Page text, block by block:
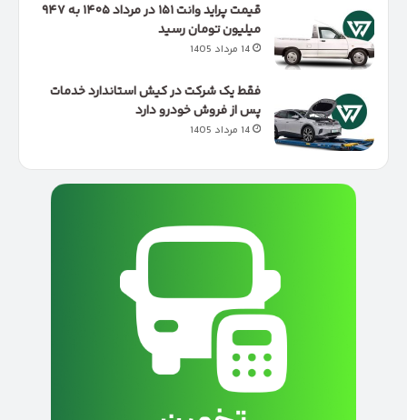
قیمت پراید وانت ۱۵۱ در مرداد ۱۴۰۵ به ۹۴۷
میلیون تومان رسید
14 مرداد 1405
فقط یک شرکت در کیش استاندارد خدمات
پس از فروش خودرو دارد
14 مرداد 1405